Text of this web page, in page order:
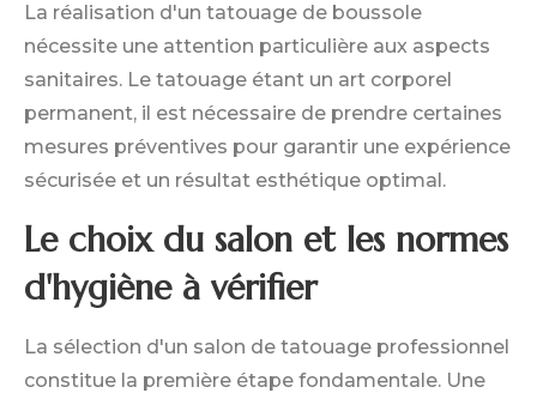
La réalisation d'un tatouage de boussole
nécessite une attention particulière aux aspects
sanitaires. Le tatouage étant un art corporel
permanent, il est nécessaire de prendre certaines
mesures préventives pour garantir une expérience
sécurisée et un résultat esthétique optimal.
Le choix du salon et les normes
d'hygiène à vérifier
La sélection d'un salon de tatouage professionnel
constitue la première étape fondamentale. Une